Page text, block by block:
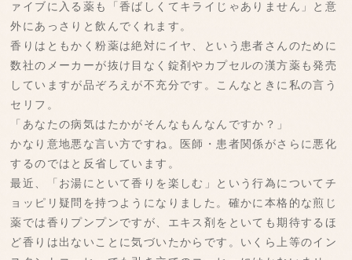
ァイブに入る薬も「香ばしくてキライじゃありません」と意
外にあっさりと飲んでくれます。
香りはともかく粉薬は絶対にイヤ、という患者さんのために
数社のメーカーが抜け目なく錠剤やカプセルの漢方薬も発売
していますが品ぞろえが不充分です。こんなときに私の言う
セリフ。
「あなたの病気はたかがそんなもんなんですか？」
かなり意地悪な言い方ですね。医師・患者関係がさらに悪化
するのではと反省しています。
最近、「お湯にといて香りを楽しむ」という行為についてチ
ョッピリ疑問を持つようになりました。確かに本格的な煎じ
薬では香りプンプンですが、エキス剤をといても期待するほ
ど香りは出ないことに気づいたからです。いくら上等のイン